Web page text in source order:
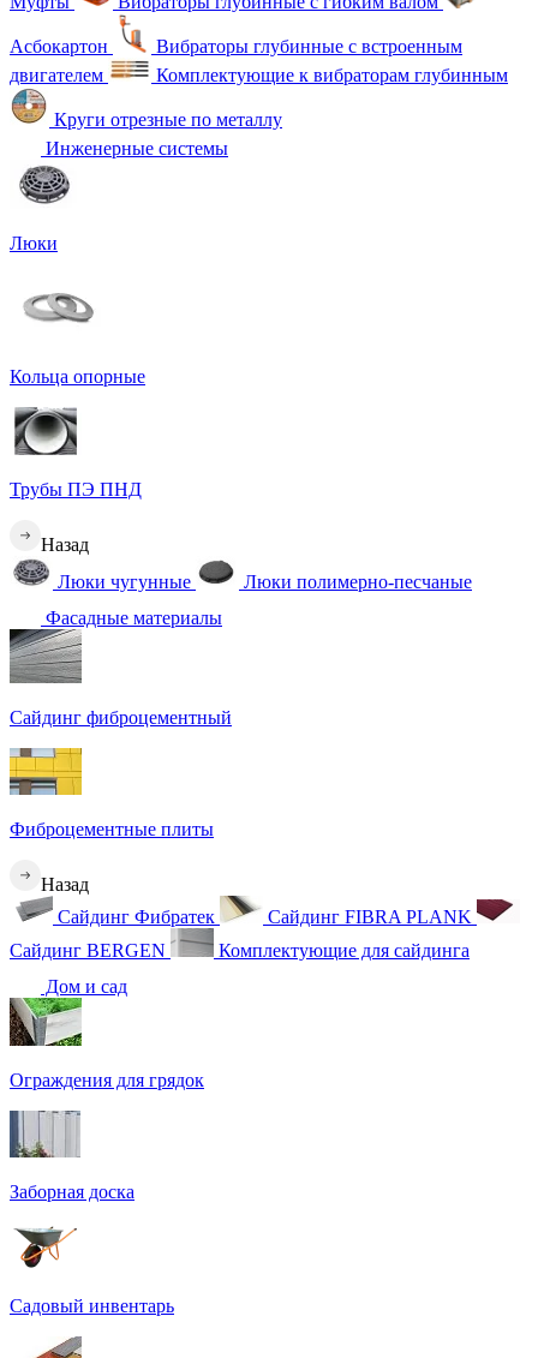
Асбокартон
Вибраторы глубинные с встроенным
двигателем
Комплектующие к вибраторам глубинным
Круги отрезные по металлу
Инженерные системы
Люки
Кольца опорные
Трубы ПЭ ПНД
Назад
Люки чугунные
Люки полимерно-песчаные
Фасадные материалы
Сайдинг фиброцементный
Фиброцементные плиты
Назад
Сайдинг Фибратек
Сайдинг FIBRA PLANK
Сайдинг BERGEN
Комплектующие для сайдинга
Дом и сад
Ограждения для грядок
Заборная доска
Садовый инвентарь